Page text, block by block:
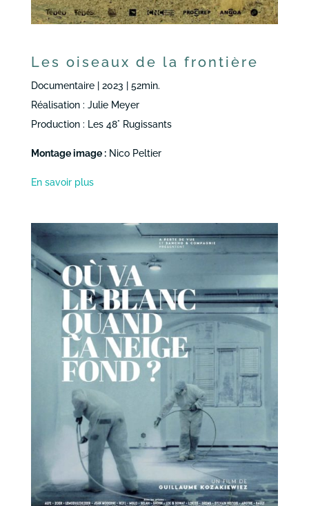
Les oiseaux de la frontière
Documentaire | 2023 | 52min.
Réalisation : Julie Meyer
Production : Les 48° Rugissants
Montage image :Nico Peltier
En savoir plus